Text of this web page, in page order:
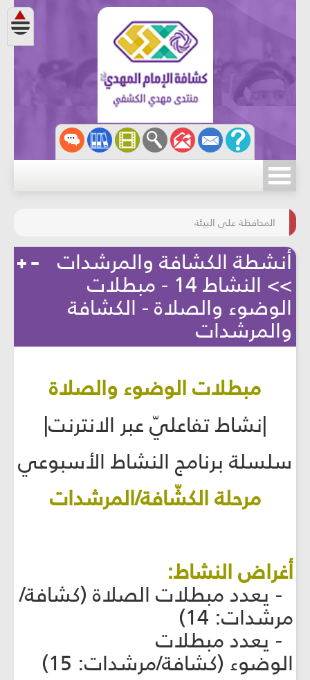
مسابقة الركب الحسينيّ
المحافظة على البيئة
أنشطة الكشافة والمرشدات
>> النشاط 14 - مبطلات
الوضوء والصلاة - الكشافة
والمرشدات
مبطلات الوضوء والصلاة
|نشاط تفاعليّ عبر الانترنت|
سلسلة برنامج النشاط الأسبوعي
مرحلة الكشّافة/المرشدات
أغراض النشاط:
- يعدد مبطلات الصلاة (كشافة/
مرشدات: 14)
- يعدد مبطلات
الوضوء (كشافة/مرشدات: 15)